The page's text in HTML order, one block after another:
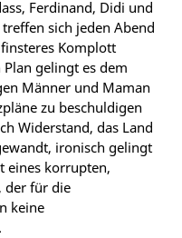
Ferdinand, Didi und
sich jeden Abend
Komplott
gelingt es dem
Männer und Maman
zu beschuldigen
Widerstand, das Land
ironisch gelingt
eines korrupten,
der für die
keine